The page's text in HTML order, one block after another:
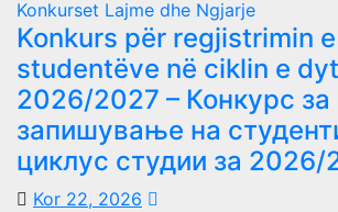
Konkurset Lajme dhe Ngjarje
Konkurs për regjistrimin e
studentëve në ciklin e
2026/2027 – Конкурс за
запишување на
циклус студии за 2026/
Kor 22, 2026